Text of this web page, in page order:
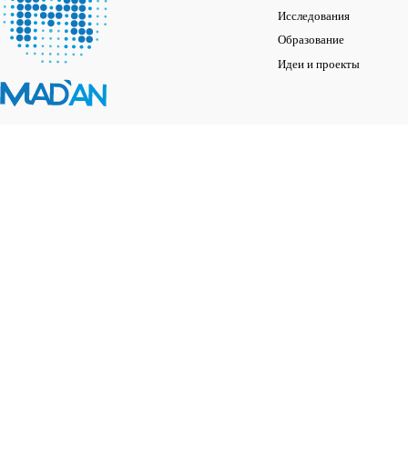
Исследования
Образование
Идеи и проекты